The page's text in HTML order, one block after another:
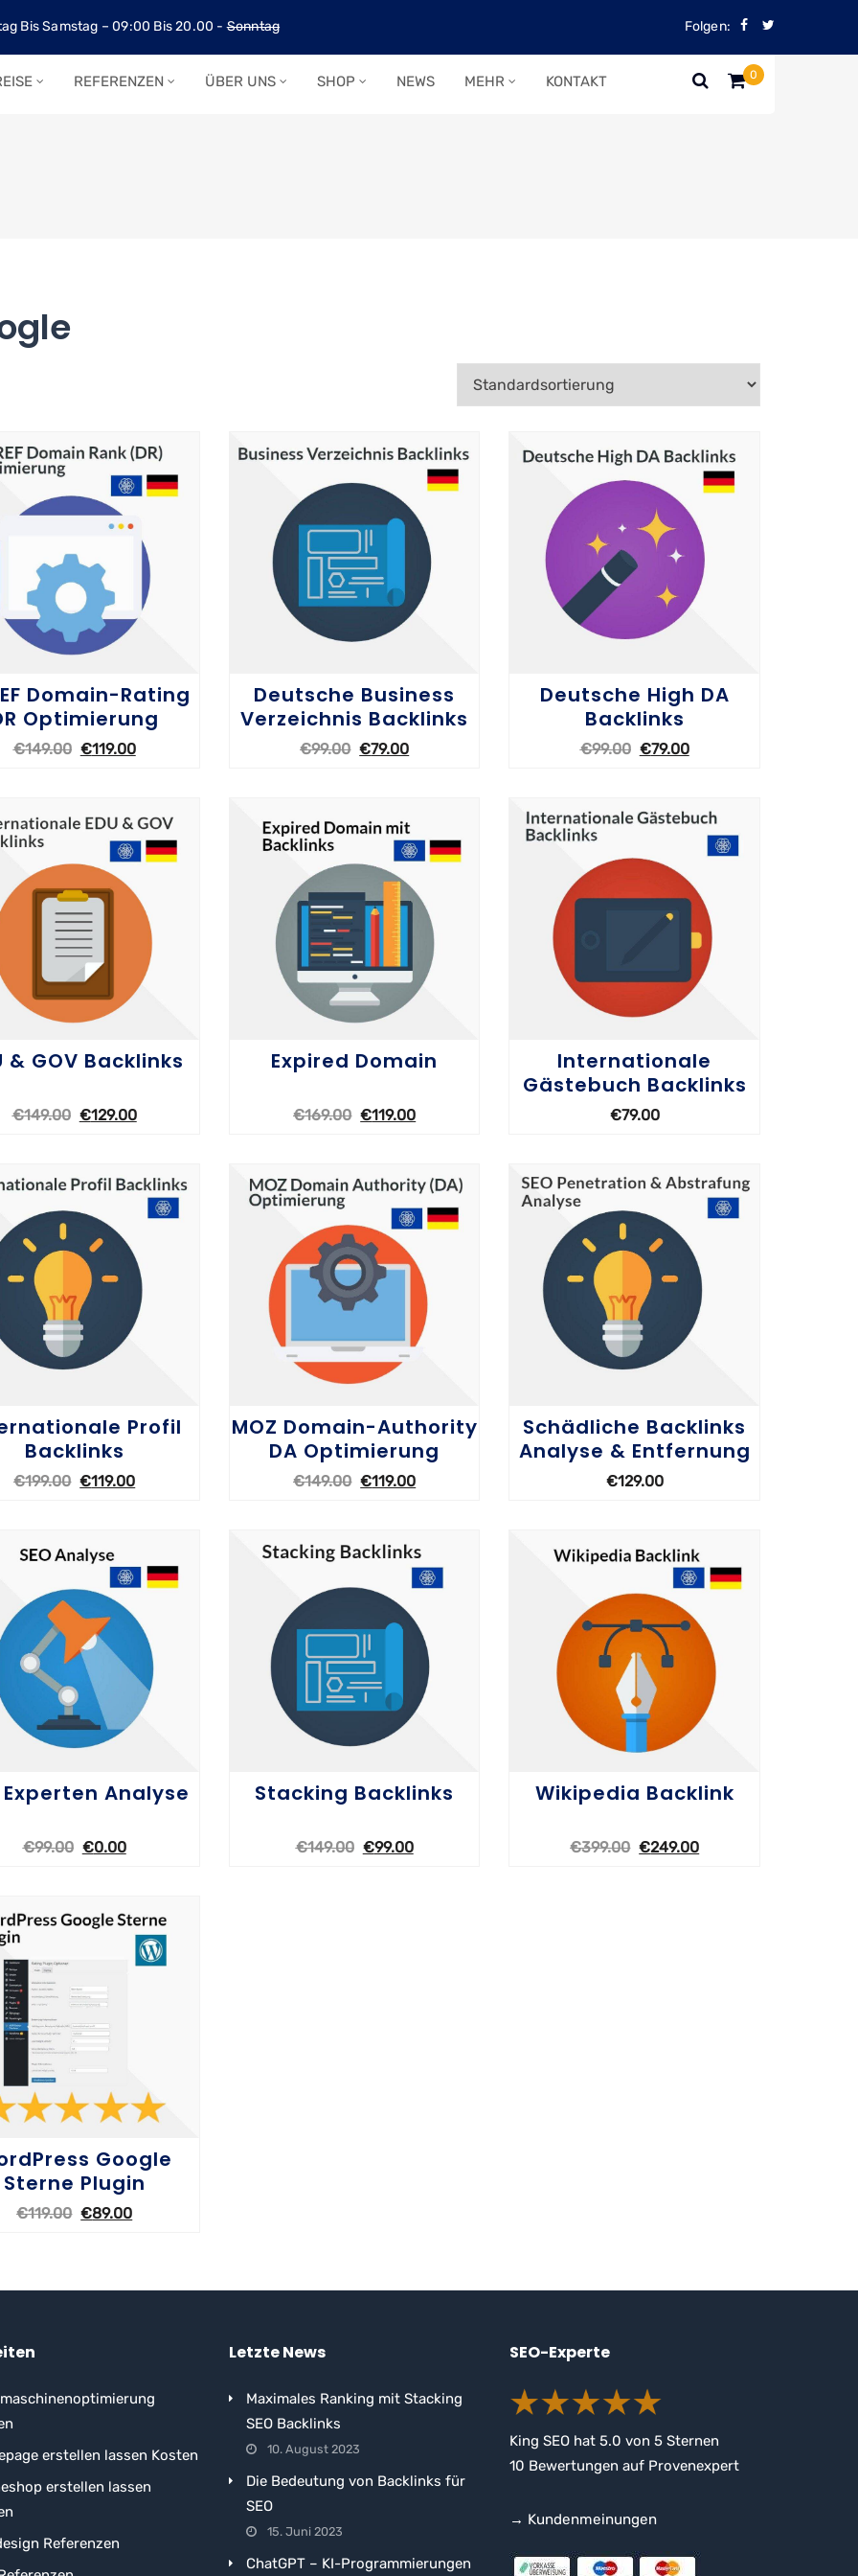
Bis Samstag – 09:00 Bis 20.00 -Sonntag Folgen:
0
REFERENZEN ÜBER UNS SHOP NEWS MEHR KONTAKT
Domain-Rating
Optimierung
€149.00 €119.00 OPTIONEN WÄHLEN
Deutsche Business
Verzeichnis Backlinks
€99.00 €79.00 OPTIONEN WÄHLEN
Deutsche High DA
Backlinks
€99.00 €79.00
& GOV Backlinks
€149.00 €129.00 OPTIONEN WÄHLEN
Expired Domain
€169.00 €119.00 OPTIONEN WÄHLEN
Internationale
Gästebuch Backlinks
€79.00
Profil
Backlinks
€199.00 €119.00 OPTIONEN WÄHLEN
MOZ Domain-Authority
DA Optimierung
€149.00 €119.00 OPTIONEN WÄHLEN
Schädliche Backlinks
Analyse & Entfernung
€129.00
Experten Analyse
€99.00 €0.00 OPTIONEN WÄHLEN
Stacking Backlinks
€149.00 €99.00 OPTIONEN WÄHLEN
Wikipedia Backlink
€399.00 €249.00
Google
Sterne Plugin
€119.00 €89.00
erstellen lassen Kosten
erstellen lassen
Referenzen
Letzte News
Maximales Ranking mit Stacking
SEO Backlinks
10. August 2023
Die Bedeutung von Backlinks für
SEO
15. Juni 2023
ChatGPT – KI-Programmierungen
SEO-Experte
King SEO hat 5.0 von 5Sternen
10 Bewertungen auf Provenexpert
→ Kundenmeinungen